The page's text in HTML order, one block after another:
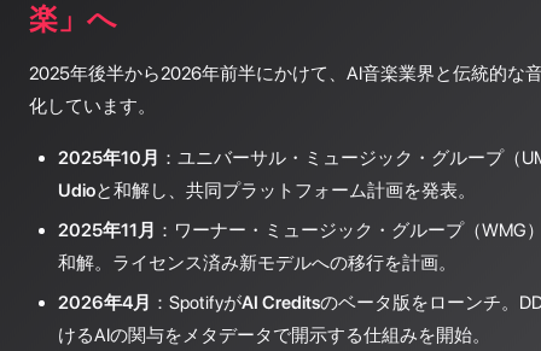
楽」へ
2025年後半から2026年前半にかけて、AI音楽業界と伝統的な
化しています。
2025年10月 ：ユニバーサル・ミュージック・グループ（
Udioと和解し、共同プラットフォーム計画を発表。
2025年11月 ：ワーナー・ミュージック・グループ（WMG
和解。ライセンス済み新モデルへの移行を計画。
2026年4月 ：SpotifyがAI Creditsのベータ版をローンチ。
けるAIの関与をメタデータで開示する仕組みを開始。